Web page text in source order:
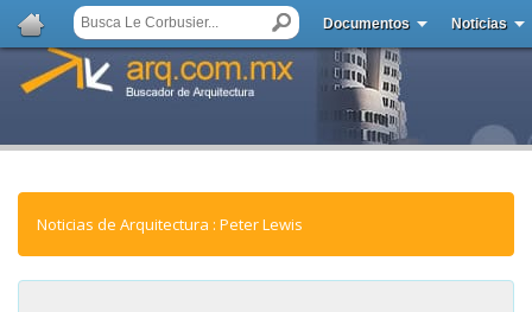
Documentos Noticias
Noticias de Arquitectura : Peter Lewis